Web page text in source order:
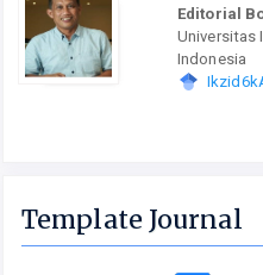
Editorial
Universitas
Indonesia
Template Journal